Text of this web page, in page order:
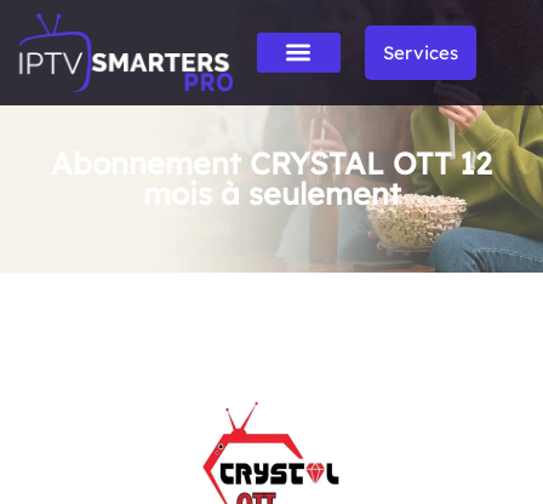
Services
Abonnement CRYSTAL OTT 12
mois à seulement